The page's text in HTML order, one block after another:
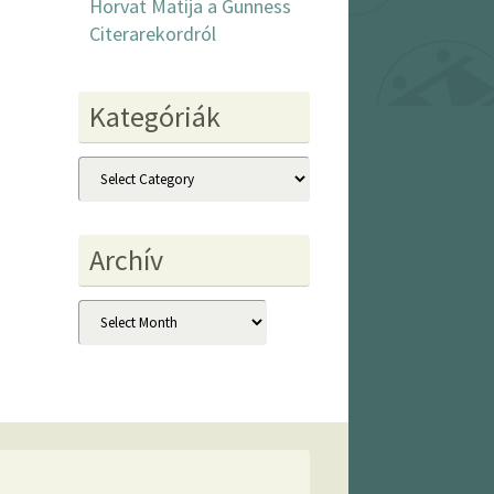
Horvat Matija a Gunness
Citerarekordról
Kategóriák
Kategóriák
Archív
Archív